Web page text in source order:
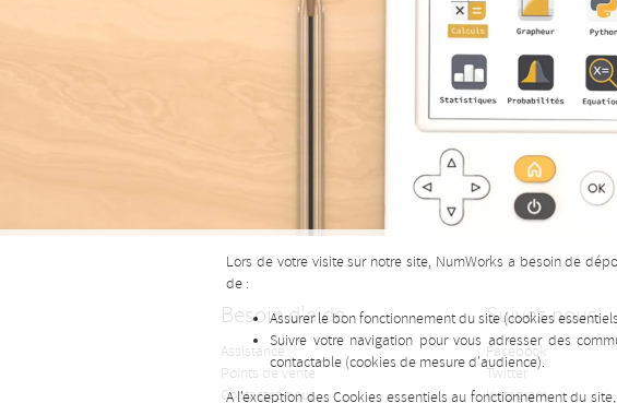
Lors de votre visite sur notre site, NumWorks a besoin de
de :
Assurer le bon fonctionnement du site (cookies
Suivre votre navigation pour vous adresser des
contactable (cookies de mesure d'audience).
A l'exception des Cookies essentiels au fonctionnement du
Besoin d'aide
Assistance
Points de vente
Contactez-nous
Suivez-nous
Facebook
Twitter
Instagram